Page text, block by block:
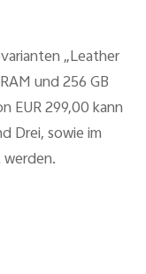
„Leather
und 256 GB
EUR 299,00 kann
Drei, sowie im